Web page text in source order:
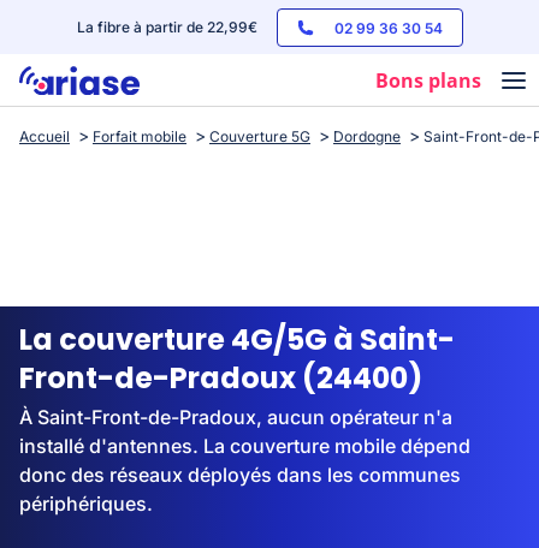
La fibre à partir de 22,99€ 02 99 36 30 54
Bons plans
Box internet
Streaming
Accueil Forfait mobile Couverture 5G Dordogne Saint-Front-de-
La couverture 4G/5G à Saint-
Front-de-Pradoux (24400)
À Saint-Front-de-Pradoux, aucun opérateur n'a
installé d'antennes. La couverture mobile dépend
donc des réseaux déployés dans les communes
périphériques.